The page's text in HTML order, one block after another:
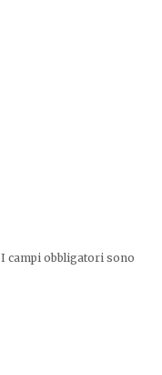
I campi obbligatori sono